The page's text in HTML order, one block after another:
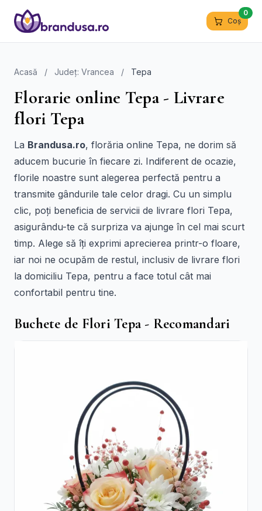
Coș
0
Acasă / Județ: Vrancea / Tepa
Florarie online Tepa - Livrare
flori Tepa
La Brandusa.ro, florăria online Tepa, ne dorim să
aducem bucurie în fiecare zi. Indiferent de ocazie,
florile noastre sunt alegerea perfectă pentru a
transmite gândurile tale celor dragi. Cu un simplu
clic, poți beneficia de servicii de livrare flori Tepa,
asigurându-te că surpriza va ajunge în cel mai scurt
timp. Alege să îți exprimi aprecierea printr-o floare,
iar noi ne ocupăm de restul, inclusiv de livrare flori
la domiciliu Tepa, pentru a face totul cât mai
confortabil pentru tine.
Buchete de Flori Tepa - Recomandari